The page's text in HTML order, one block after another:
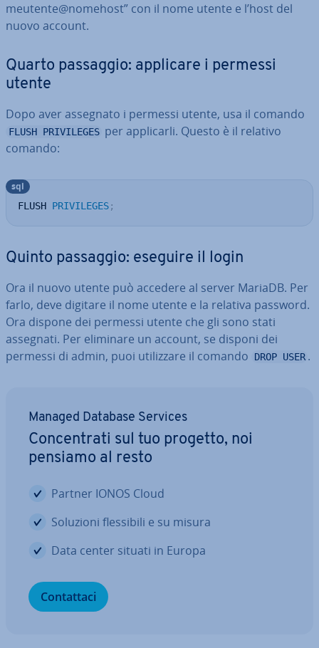
meu­ten­te@nomehost” con il nome utente e l’host del
nuovo account.
Quarto passaggio: applicare i permessi
utente
Dopo aver assegnato i permessi utente, usa il comando
FLUSH PRIVILEGES per ap­pli­car­li. Questo è il relativo
comando:
FLUSH PRIVILEGES;
sql
Quinto passaggio: eseguire il login
Ora il nuovo utente può accedere al server MariaDB. Per
farlo, deve digitare il nome utente e la relativa password.
Ora dispone dei permessi utente che gli sono stati
assegnati. Per eliminare un account, se disponi dei
permessi di admin, puoi uti­liz­za­re il comando
DROP USER .
Managed Database Services
Con­cen­tra­ti sul tuo progetto, noi
pensiamo al resto
Partner IONOS Cloud
Soluzioni fles­si­bi­li e su misura
Data center situati in Europa
Con­tat­ta­ci